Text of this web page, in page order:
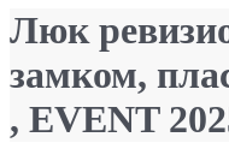
Люк
замком,
, EVENT